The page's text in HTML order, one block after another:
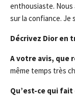
enthousiaste. Nous
sur la confiance. Je
Décrivez Dior en
Avotre avis, que
même temps très
Qu’est-ce qui fait